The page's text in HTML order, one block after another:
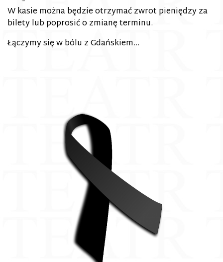
W kasie można będzie otrzymać zwrot pieniędzy za
bilety lub poprosić o zmianę terminu.
Łączymy się w bólu z Gdańskiem…